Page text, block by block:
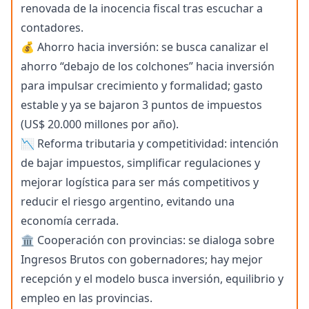
renovada de la inocencia fiscal tras escuchar a
contadores.
💰 Ahorro hacia inversión: se busca canalizar el
ahorro “debajo de los colchones” hacia inversión
para impulsar crecimiento y formalidad; gasto
estable y ya se bajaron 3 puntos de impuestos
(US$ 20.000 millones por año).
📉 Reforma tributaria y competitividad: intención
de bajar impuestos, simplificar regulaciones y
mejorar logística para ser más competitivos y
reducir el riesgo argentino, evitando una
economía cerrada.
🏛️ Cooperación con provincias: se dialoga sobre
Ingresos Brutos con gobernadores; hay mejor
recepción y el modelo busca inversión, equilibrio y
empleo en las provincias.